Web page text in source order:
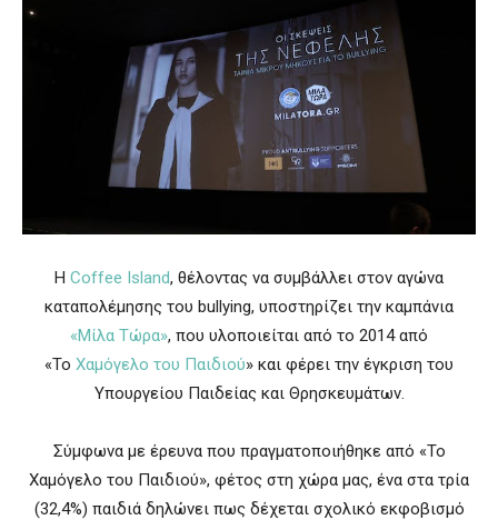
Η Coffee Island, θέλοντας να συμβάλλει στον αγώνα
καταπολέμησης του bullying, υποστηρίζει την καμπάνια
«Μίλα Τώρα», που υλοποιείται από το 2014 από
«Το Χαμόγελο του Παιδιού» και φέρει την έγκριση του
Υπουργείου Παιδείας και Θρησκευμάτων.
Σύμφωνα με έρευνα που πραγματοποιήθηκε από «Το
Χαμόγελο του Παιδιού», φέτος στη χώρα μας, ένα στα τρία
(32,4%) παιδιά δηλώνει πως δέχεται σχολικό εκφοβισμό